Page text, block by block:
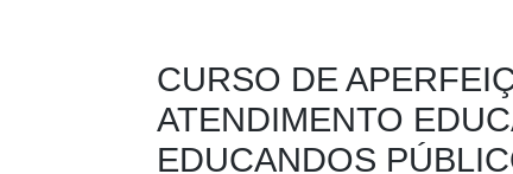
CURSO DE
ATENDIMENTO
EDUCANDOS